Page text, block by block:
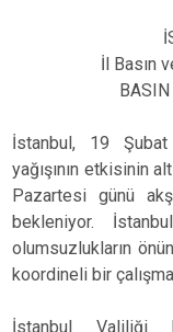
Büyükçekmece
Çatalca
Esenler
Eyüpsultan
İl Basın
İstanbul, 19
yağışının etkisinin
Pazartesi günü
bekleniyor.
olumsuzlukların
koordineli bir
İstanbul Valiliği